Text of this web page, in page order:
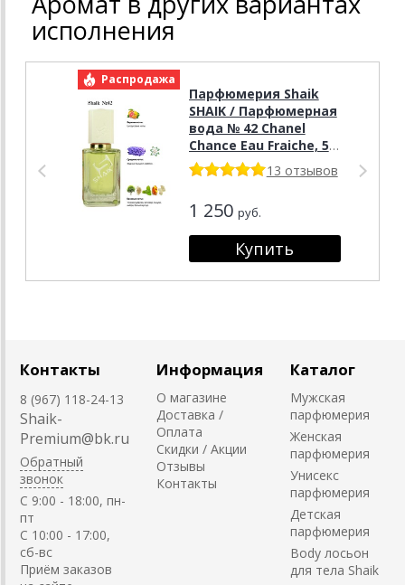
исполнения
Распродажа
Парфюмерия Shaik
SHAIK / Парфюмерная
вода № 42 Chanel
Chance Еаu Fraiche, 50
мл.
13 отзывов
1 250 руб.
Контакты
8 (967) 118-24-13
Shaik-
Premium@bk.ru
Обратный
звонок
C 9:00 - 18:00, пн-
пт
С 10:00 - 17:00,
сб-вс
Приём заказов
Информация
О магазине
Доставка /
Оплата
Скидки / Акции
Отзывы
Контакты
Каталог
Мужская
парфюмерия
Женская
парфюмерия
Унисекс
парфюмерия
Детская
парфюмерия
Body лосьон
для тела Shaik